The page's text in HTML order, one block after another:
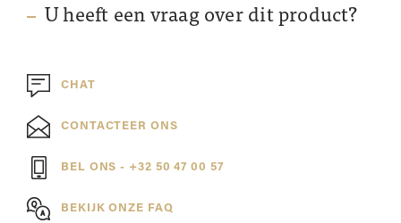
U heeft een vraag over dit product?
CHAT
CONTACTEER ONS
BEL ONS - +32 50 47 00 57
BEKIJK ONZE FAQ